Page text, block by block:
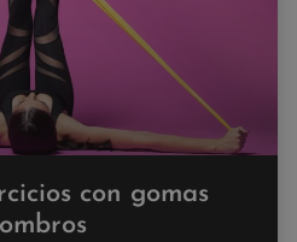
con gomas